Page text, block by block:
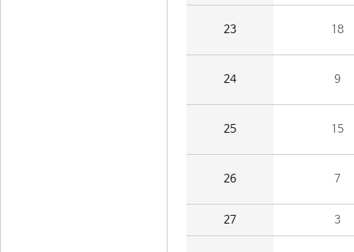
23 18
24 9
25 15
26 7
27 3